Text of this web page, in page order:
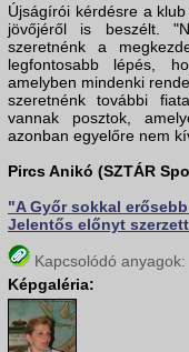
Újságírói kérdésre a
jövőjéről is beszélt.
szeretnénk a
legfontosabb lépés,
amelyben mindenki
szeretnénk további
vannak posztok,
azonban egyelőre nem
Pircs Anikó (SZTÁR
"A Győr sokkal
Jelentős előnyt
Kapcsolódó anyagok:
Képgaléria: